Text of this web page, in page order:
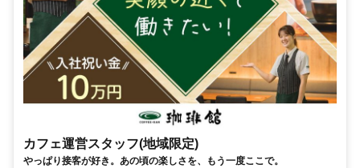
カフェ運営スタッフ(地域限定)
やっぱり接客が好き。あの頃の楽しさを、もう一度ここで。